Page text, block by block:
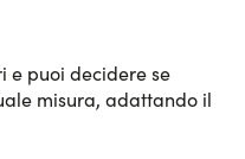
e puoi decidere se
misura, adattando il